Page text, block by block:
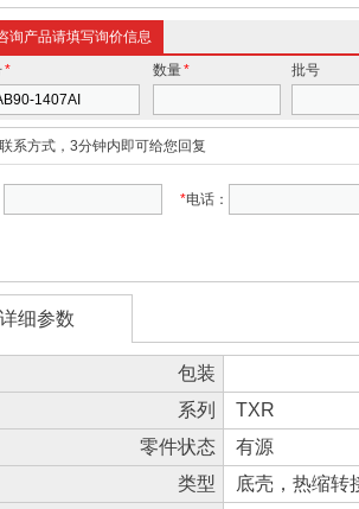
询产品请填写询价信息
* 数量* 批号
系方式，3分钟内即可给您回复
*电话：
详细参数
包装
系列
TXR
零件状态
有源
类型
底壳，热缩转